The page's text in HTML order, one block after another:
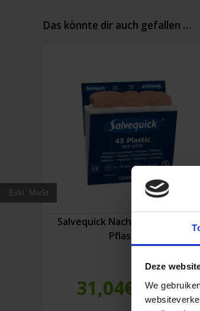
Deze
We
Exkl. MwSt.
Das könnte dir auch gefallen …
Salvequick Nachfüllung Plastik
Pflaster
31,04€ Inkl. MwSt.